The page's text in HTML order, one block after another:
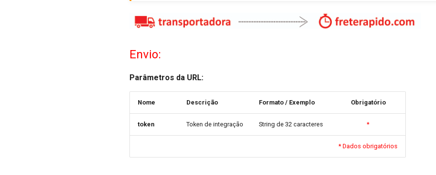
Envio:
Parâmetros da URL:
Nome Descrição Formato / Exemplo Obrigatório
token Token de integração String de 32 caracteres *
* Dados obrigatórios